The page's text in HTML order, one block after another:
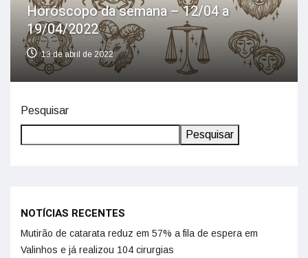
Horóscopo da semana – 12/04 a
19/04/2022
13 de abril de 2022
Pesquisar
Pesquisar
NOTÍCIAS RECENTES
Mutirão de catarata reduz em 57% a fila de espera em
Valinhos e já realizou 104 cirurgias